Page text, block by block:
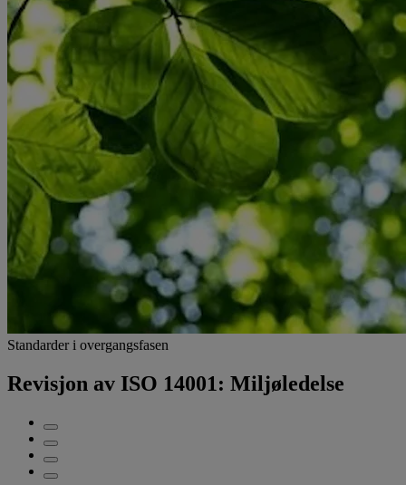
Standarder i overgangsfasen
Revisjon av ISO 14001: Miljøledelse